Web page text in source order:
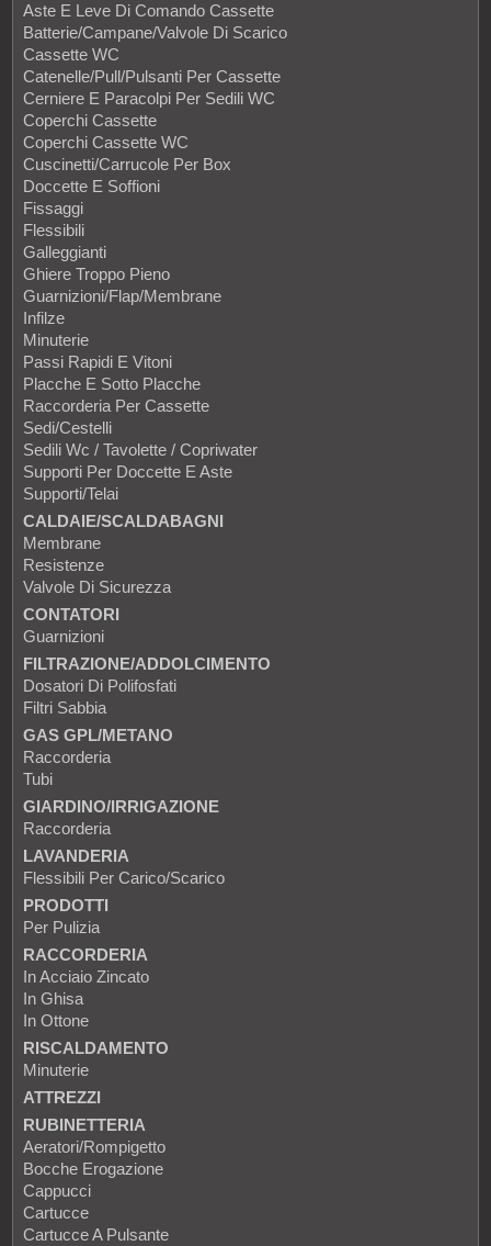
Aste E Leve Di Comando Cassette
Batterie/Campane/Valvole Di Scarico
Cassette WC
Catenelle/Pull/Pulsanti Per Cassette
Cerniere E Paracolpi Per Sedili WC
Coperchi Cassette
Coperchi Cassette WC
Cuscinetti/Carrucole Per Box
Doccette E Soffioni
Fissaggi
Flessibili
Galleggianti
Ghiere Troppo Pieno
Guarnizioni/Flap/Membrane
Infilze
Minuterie
Passi Rapidi E Vitoni
Placche E Sotto Placche
Raccorderia Per Cassette
Sedi/Cestelli
Sedili Wc / Tavolette / Copriwater
Supporti Per Doccette E Aste
Supporti/Telai
CALDAIE/SCALDABAGNI
Membrane
Resistenze
Valvole Di Sicurezza
CONTATORI
Guarnizioni
FILTRAZIONE/ADDOLCIMENTO
Dosatori Di Polifosfati
Filtri Sabbia
GAS GPL/METANO
Raccorderia
Tubi
GIARDINO/IRRIGAZIONE
Raccorderia
LAVANDERIA
Flessibili Per Carico/scarico
PRODOTTI
Per Pulizia
RACCORDERIA
In Acciaio Zincato
In Ghisa
In Ottone
RISCALDAMENTO
Minuterie
ATTREZZI
RUBINETTERIA
Aeratori/Rompigetto
Bocche Erogazione
Cappucci
Cartucce
Cartucce A Pulsante